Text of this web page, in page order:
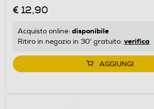
€ 12,90
Acquisto online: disponibile
Ritiro in negozio in 30' gratuito: verifica
AGGIUNGI